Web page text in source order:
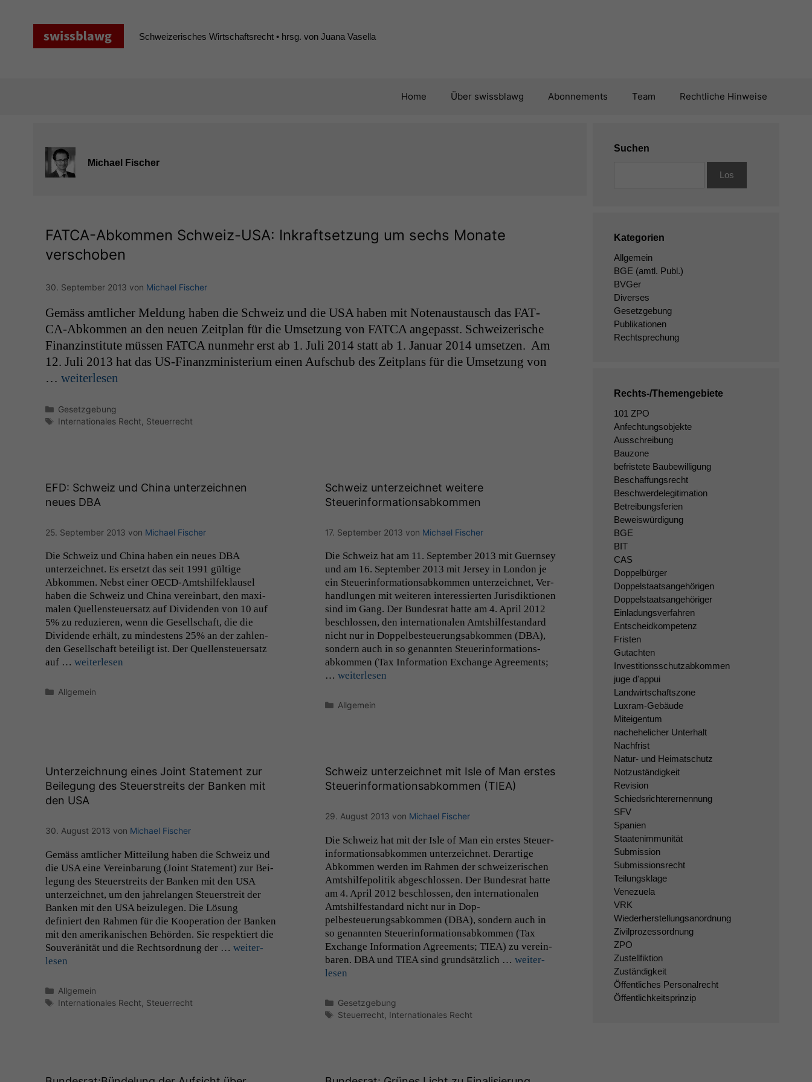
Schweizerisches Wirtschaftsrecht • hrsg. von Juana Vasella
Home Über swissblawg Abonnements Team Rechtliche Hinweise
Michael Fischer
FATCA-Abkommen Schweiz-USA: Inkraftsetzung um sechs Monate
verschoben
30. September 2013 von Michael Fischer
Gemäss amtlich­er Mel­dung haben die Schweiz und die USA haben mit Note­naus­tausch das FAT­­
CA-Abkom­­men an den neuen Zeit­plan für die Umset­zung von FATCA angepasst. Schweiz­erische
Finanzin­sti­tute müssen FATCA nun­mehr erst ab 1. Juli 2014 statt ab 1. Jan­u­ar 2014 umset­zen. Am
12. Juli 2013 hat das US-Finanzmin­is­­ter­i­um einen Auf­schub des Zeit­plans für die Umset­zung von
… weit­er­lesen
Kategorien
Gesetzgebung
Schlagwörter
Internationales Recht Steuerrecht
EFD: Schweiz und China unterzeichnen
neues DBA
25. September 2013 von Michael Fischer
Die Schweiz und Chi­na haben ein neues DBA
unterze­ich­net. Es erset­zt das seit 1991 gültige
Abkom­men. Neb­st ein­er OECD-Amt­shil­feklausel
haben die Schweiz und Chi­na vere­in­bart, den max­i­
malen Quel­len­s­teuer­satz auf Div­i­den­den von 10 auf
5% zu reduzieren, wenn die Gesellschaft, die die
Div­i­dende erhält, zu min­destens 25% an der zahlen­
den Gesellschaft beteiligt ist. Der Quel­len­s­teuer­satz
auf … weit­er­lesen
Kategorien
Allgemein
Schweiz unterzeichnet weitere
Steuerinformationsabkommen
17. September 2013 von Michael Fischer
Die Schweiz hat am 11. Sep­tem­ber 2013 mit Guernsey
und am 16. Sep­tem­ber 2013 mit Jer­sey in Lon­don je
ein Steuer­in­for­ma­tion­s­abkom­men unterze­ich­net, Ver­
hand­lun­gen mit weit­eren inter­essierten Juris­dik­tio­nen
sind im Gang. Der Bun­desrat hat­te am 4. April 2012
beschlossen, den inter­na­tionalen Amt­shil­fe­s­tandard
nicht nur in Dop­pelbesteuerungsabkom­men (DBA),
son­dern auch in so genan­nten Steuer­in­for­ma­tion­s­
abkom­men (Tax Infor­ma­tion Exchange Agree­ments;
… weit­er­lesen
Kategorien
Allgemein
Unterzeichnung eines Joint Statement zur
Beilegung des Steuerstreits der Banken mit
den USA
30. August 2013 von Michael Fischer
Gemäss amtlich­er Mit­teilung haben die Schweiz und
die USAeine Vere­in­barung (Joint State­ment) zur Bei­
le­gung des Steuer­stre­its der Banken mit den USA
unterze­ich­net, um den jahre­lan­gen Steuer­stre­it der
Banken mit den USAbeizule­gen. Die Lösung
definiert den Rah­men für die Koop­er­a­tion der Banken
mit den amerikanis­chen Behör­den. Sie respek­tiert die
Sou­veränität und die Recht­sor­d­nung der … weit­er­
lesen
Kategorien
Allgemein
Schlagwörter
Internationales Recht Steuerrecht
Schweiz unterzeichnet mit Isle of Man erstes
Steuerinformationsabkommen (TIEA)
29. August 2013 von Michael Fischer
Die Schweiz hat mit der Isle of Man ein erstes Steuer­
in­for­ma­tion­s­abkom­men unterze­ich­net. Der­ar­tige
Abkom­men wer­den im Rah­men der schweiz­erischen
Amt­shil­fe­poli­tik abgeschlossen. Der Bun­desrat hat­te
am 4. April 2012 beschlossen, den inter­na­tionalen
Amt­shil­fe­s­tandard nicht nur in Dop­
pelbesteuerungsabkom­men (DBA), son­dern auch in
so genan­nten Steuer­in­for­ma­tion­s­abkom­men (Tax
Exchange Infor­ma­tion Agree­ments; TIEA) zu vere­in­
baren. DBAund TIEAsind grund­sät­zlich … weit­er­
lesen
Kategorien
Gesetzgebung
Schlagwörter
Steuerrecht Internationales Recht
Suchen
Kategorien
Allgemein
BGE (amtl. Publ.)
BVGer
Diverses
Gesetzgebung
Publikationen
Rechtsprechung
Rechts-/Themengebiete
101 ZPO
Anfechtungsobjekte
Ausschreibung
Bauzone
befristete Baubewilligung
Beschaffungsrecht
Beschwerdelegitimation
Betreibungsferien
Beweiswürdigung
BGE
BIT
CAS
Doppelbürger
Doppelstaatsangehörigen
Doppelstaatsangehöriger
Einladungsverfahren
Entscheidkompetenz
Fristen
Gutachten
Investitionsschutzabkommen
juge d'appui
Landwirtschaftszone
Luxram-Gebäude
Miteigentum
nachehelicher Unterhalt
Nachfrist
Natur- und Heimatschutz
Notzuständigkeit
Revision
Schiedsrichterernennung
SFV
Spanien
Staatenimmunität
Submission
Submissionsrecht
Teilungsklage
Venezuela
VRK
Wiederherstellungsanordnung
Zivilprozessordnung
ZPO
Zustellfiktion
Zuständigkeit
Öffentliches Personalrecht
Öffentlichkeitsprinzip